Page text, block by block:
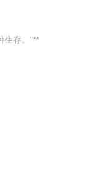
生存。”**